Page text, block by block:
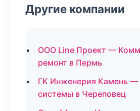
Другие компании
ООО Line Проект —
ремонт в Пермь
ГК Инженерия Камень —
системы в Череповец